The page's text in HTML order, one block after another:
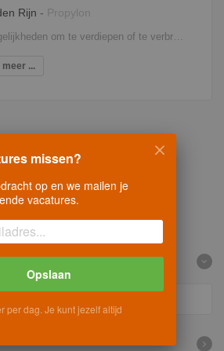
Rijn - Propylon
Volop opleidingsmogelijkheden om te verdiepen of te verbreden. De mogelijkheid om op kantoor, het project en thuis te werken. VR Friday waarin op informele wijze kennis wordt gedeeld. Personeelsfeesten en een actieve personeelsvereniging.
meer ...
missen?
op en we mailen je
vacatures.
Opslaan
per dag. Je kunt jezelf altijd